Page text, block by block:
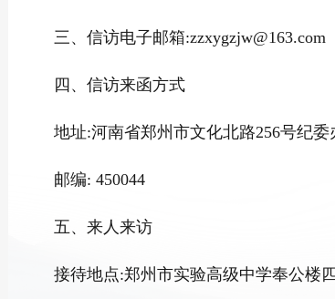
三、信访电子邮箱:zzxygzjw@163.com
四、信访来函方式
地址:河南省郑州市文化北路256号纪委
邮编: 450044
五、来人来访
接待地点:郑州市实验高级中学奉公楼